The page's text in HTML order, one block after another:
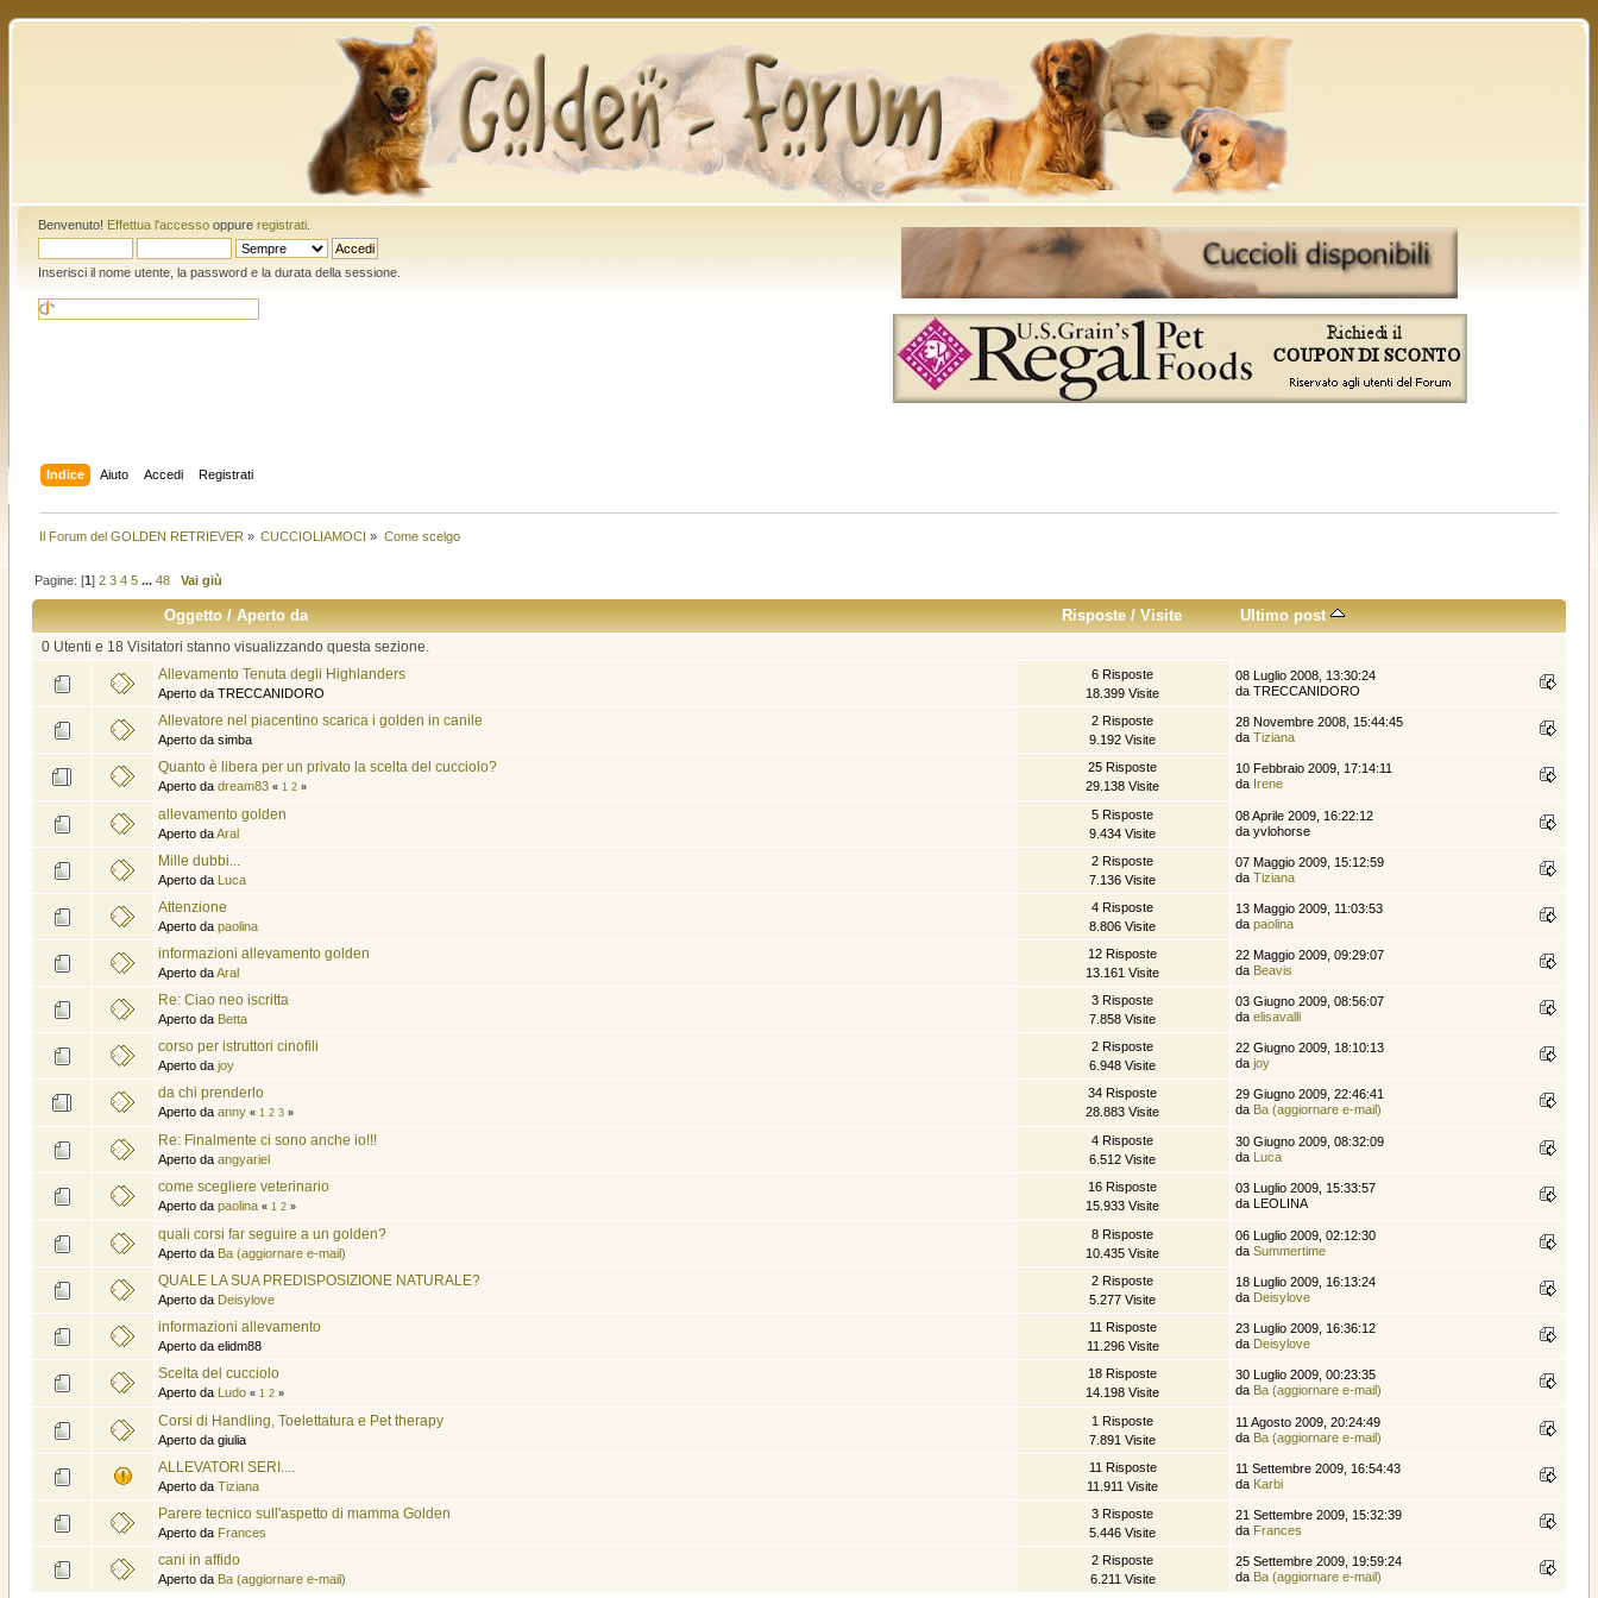
Benvenuto! Effettua l'accessooppure registrati.
Inserisci il nome utente, la password e la durata della sessione.
Indice Aiuto Accedi Registrati
Il Forum del GOLDEN RETRIEVER » CUCCIOLIAMOCI » Come scelgo
Pagine: [1] 2 3 4 5 ... 48 Vai giù
Oggetto/Aperto da Risposte/Visite Ultimo post
0 Utenti e 18 Visitatori stanno visualizzando questa sezione.
Allevamento Tenuta degli Highlanders
Aperto da TRECCANIDORO
6 Risposte
18.399 Visite
08 Luglio 2008, 13:30:24
da TRECCANIDORO
Allevatore nel piacentino scarica i golden in canile
Aperto da simba
2 Risposte
9.192 Visite
28 Novembre 2008, 15:44:45
da Tiziana
Quanto è libera per un privato la scelta del cucciolo?
Aperto da dream83 « 1 2»
25 Risposte
29.138 Visite
10 Febbraio 2009, 17:14:11
da Irene
allevamento golden
Aperto daAral
5 Risposte
9.434 Visite
08 Aprile 2009, 16:22:12
da yvlohorse
Mille dubbi...
Aperto da Luca
2 Risposte
7.136 Visite
07 Maggio 2009, 15:12:59
da Tiziana
Attenzione
Aperto da paolina
4 Risposte
8.806 Visite
13 Maggio 2009, 11:03:53
da paolina
informazioni allevamento golden
Aperto daAral
12 Risposte
13.161 Visite
22 Maggio 2009, 09:29:07
da Beavis
Re: Ciao neo iscritta
Aperto da Betta
3 Risposte
7.858 Visite
03 Giugno 2009, 08:56:07
da elisavalli
corso per istruttori cinofili
Aperto da joy
2 Risposte
6.948 Visite
22 Giugno 2009, 18:10:13
da joy
da chi prenderlo
Aperto da anny « 1 2 3»
34 Risposte
28.883 Visite
29 Giugno 2009, 22:46:41
da Ba (aggiornare e-mail)
Re: Finalmente ci sono anche io!!!
Aperto da angyariel
4 Risposte
6.512 Visite
30 Giugno 2009, 08:32:09
da Luca
come scegliere veterinario
Aperto da paolina « 1 2»
16 Risposte
15.933 Visite
03 Luglio 2009, 15:33:57
da LEOLINA
quali corsi far seguire a un golden?
Aperto da Ba (aggiornare e-mail)
8 Risposte
10.435 Visite
06 Luglio 2009, 02:12:30
da Summertime
QUALE LA SUA PREDISPOSIZIONE NATURALE?
Aperto da Deisylove
2 Risposte
5.277 Visite
18 Luglio 2009, 16:13:24
da Deisylove
informazioni allevamento
Aperto da elidm88
11 Risposte
11.296 Visite
23 Luglio 2009, 16:36:12
da Deisylove
Scelta del cucciolo
Aperto da Ludo « 1 2»
18 Risposte
14.198 Visite
30 Luglio 2009, 00:23:35
da Ba (aggiornare e-mail)
Corsi di Handling, Toelettatura e Pet therapy
Aperto da giulia
1 Risposte
7.891 Visite
11 Agosto 2009, 20:24:49
da Ba (aggiornare e-mail)
ALLEVATORI SERI....
Aperto da Tiziana
11 Risposte
11.911 Visite
11 Settembre 2009, 16:54:43
da Karbi
Parere tecnico sull'aspetto di mamma Golden
Aperto da Frances
3 Risposte
5.446 Visite
21 Settembre 2009, 15:32:39
da Frances
cani in affido
Aperto da Ba (aggiornare e-mail)
2 Risposte
6.211 Visite
25 Settembre 2009, 19:59:24
da Ba (aggiornare e-mail)